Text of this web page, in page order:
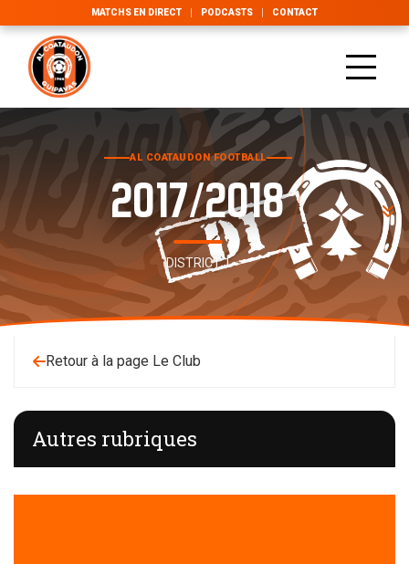
MATCHS EN DIRECT PODCASTS CONTACT
AL COATAUDON FOOTBALL
2017/2018
DISTRICT 1
Retour à la page Le Club
Autres rubriques